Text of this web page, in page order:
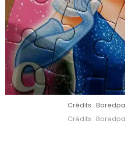
Crédits :
Crédits :